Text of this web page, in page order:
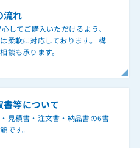
流れ
してご購入いただけるよう、
柔軟に対応しております。 構
談も承ります。
等について
見積書・注文書・納品書の6書
です。